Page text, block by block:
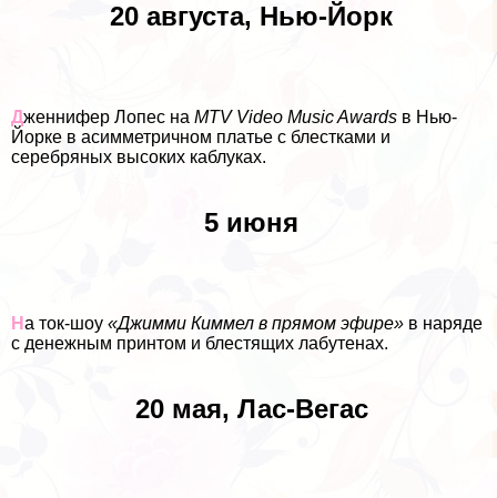
20 августа, Нью-Йорк
Дженнифер Лопес на MTV Video Music Awards в Нью-
Йорке в асимметричном платье с блестками и
серебряных высоких каблуках.
5 июня
Н а ток-шоу «Джимми Киммел в прямом эфире» в наряде
с денежным принтом и блестящих лабутенах.
20 мая, Лас-Вегас